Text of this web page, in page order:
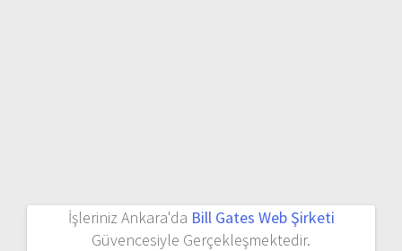
İşleriniz Ankara'da Bill Gates Web Şirketi
Güvencesiyle Gerçekleşmektedir.